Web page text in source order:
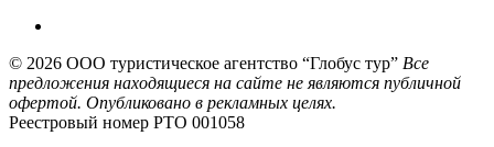
© 2026 ООО туристическое агентство “Глобус тур” Все
предложения находящиеся на сайте не являются публичной
офертой. Опубликовано в рекламных целях.
Реестровый номер РТО 001058